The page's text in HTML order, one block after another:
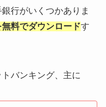
行がいくつかありま
料でダウンロードす
バンキング、主に